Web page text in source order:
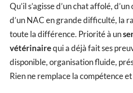
Qu’il s’agisse d’un chat affolé,
d’un NAC en grande difficulté, la
toute la différence. Priorité à un
vétérinairequi a déjà fait ses
disponible, organisation fluide,
Rien ne remplace la compétence